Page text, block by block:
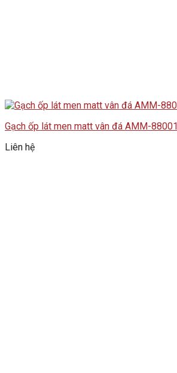
Gạch ốp lát men matt vân đá AMM-88001
Liên hệ